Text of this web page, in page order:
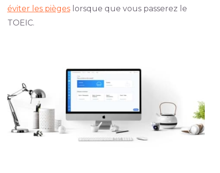
éviter les piègeslorsque que vous passerez le
TOEIC.